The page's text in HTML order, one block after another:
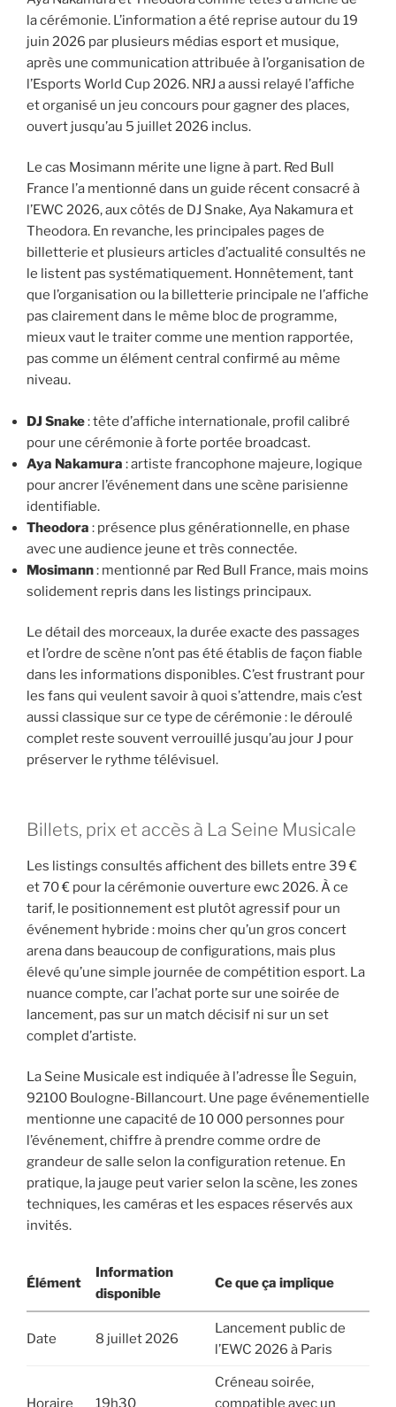
la cérémonie. L’information a été reprise autour du 19
juin 2026 par plusieurs médias esport et musique,
après une communication attribuée à l’organisation de
l’Esports World Cup 2026. NRJ a aussi relayé l’affiche
et organisé un jeu concours pour gagner des places,
ouvert jusqu’au 5 juillet 2026 inclus.
Le cas Mosimann mérite une ligne à part. Red Bull
France l’a mentionné dans un guide récent consacré à
l’EWC 2026, aux côtés de DJ Snake, Aya Nakamura et
Theodora. En revanche, les principales pages de
billetterie et plusieurs articles d’actualité consultés ne
le listent pas systématiquement. Honnêtement, tant
que l’organisation ou la billetterie principale ne l’affiche
pas clairement dans le même bloc de programme,
mieux vaut le traiter comme une mention rapportée,
pas comme un élément central confirmé au même
niveau.
DJ Snake: tête d’affiche internationale, profil calibré
pour une cérémonie à forte portée broadcast.
Aya Nakamura : artiste francophone majeure, logique
pour ancrer l’événement dans une scène parisienne
identifiable.
Theodora : présence plus générationnelle, en phase
avec une audience jeune et très connectée.
Mosimann: mentionné par Red Bull France, mais moins
solidement repris dans les listings principaux.
Le détail des morceaux, la durée exacte des passages
et l’ordre de scène n’ont pas été établis de façon fiable
dans les informations disponibles. C’est frustrant pour
les fans qui veulent savoir à quoi s’attendre, mais c’est
aussi classique sur ce type de cérémonie : le déroulé
complet reste souvent verrouillé jusqu’au jour J pour
préserver le rythme télévisuel.
Billets, prix et accès à La Seine Musicale
Les listings consultés affichent des billets entre 39 €
et 70 € pour la cérémonie ouverture ewc 2026. À ce
tarif, le positionnement est plutôt agressif pour un
événement hybride : moins cher qu’un gros concert
arena dans beaucoup de configurations, mais plus
élevé qu’une simple journée de compétition esport. La
nuance compte, car l’achat porte sur une soirée de
lancement, pas sur un match décisif ni sur un set
complet d’artiste.
La Seine Musicale est indiquée à l’adresse Île Seguin,
92100 Boulogne-Billancourt. Une page événementielle
mentionne une capacité de 10 000 personnes pour
l’événement, chiffre à prendre comme ordre de
grandeur de salle selon la configuration retenue. En
pratique, la jauge peut varier selon la scène, les zones
techniques, les caméras et les espaces réservés aux
invités.
Élément
Information
disponible
Ce que ça implique
Date 8 juillet 2026
Lancement public de
l’EWC 2026 à Paris
Horaire 19h30
Créneau soirée,
compatible avec un